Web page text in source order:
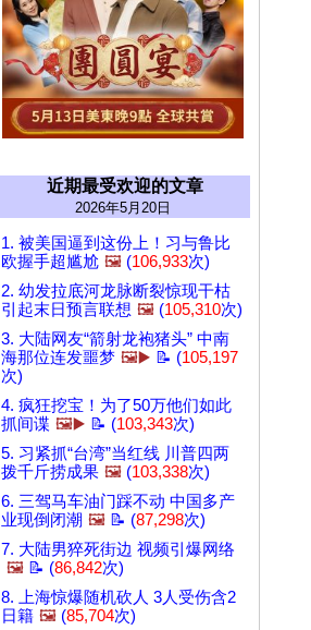
近期最受欢迎的文章
2026年5月20日
1. 被美国逼到这份上！习与鲁比
欧握手超尴尬 🖼️ (106,933次)
2. 幼发拉底河龙脉断裂惊现干枯
引起末日预言联想 🖼️ (105,310次)
3. 大陆网友“箭射龙袍猪头” 中南
海那位连发噩梦 🖼️▶️ 📝 (105,197
次)
4. 疯狂挖宝！为了50万他们如此
抓间谍 🖼️▶️ 📝 (103,343次)
5. 习紧抓“台湾”当红线 川普四两
拨千斤捞成果 🖼️ (103,338次)
6. 三驾马车油门踩不动 中国多产
业现倒闭潮 🖼️ 📝 (87,298次)
7. 大陆男猝死街边 视频引爆网络
🖼️ 📝 (86,842次)
8. 上海惊爆随机砍人 3人受伤含2
日籍 🖼️ (85,704次)